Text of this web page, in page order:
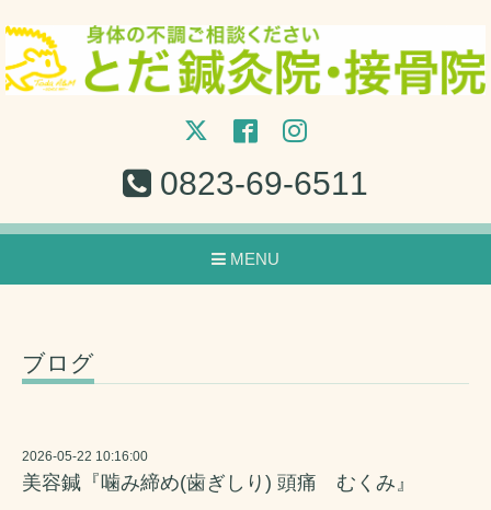
0823-69-6511
MENU
ブログ
2026-05-22 10:16:00
美容鍼『噛み締め(歯ぎしり) 頭痛 むくみ』